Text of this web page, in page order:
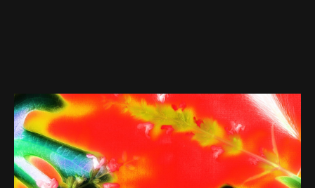
Web-design
About
Contact